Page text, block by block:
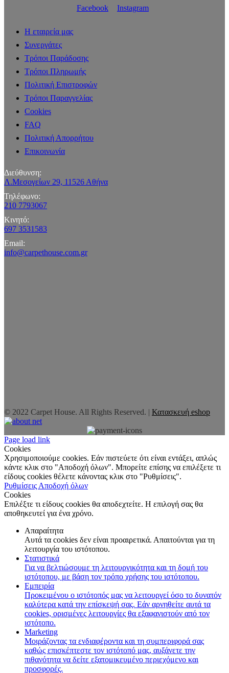
Facebook Instagram
Η εταιρεία μας
Συνεργάτες
Τρόποι Παράδοσης
Τρόποι Πληρωμής
Πολιτική Επιστροφών
Τρόποι Παραγγελίας
Cookies
FAQ
Πολιτική Απορρήτου
Επικοινωνία
Διεύθυνση:
Λ.Μεσογείων 29, 11526 Αθήνα
Τηλέφωνο:
210 7793067
Κινητό:
697 3531583
Email:
info@carpethouse.com.gr
© 2022 Carpet House. All Rights Reserved. | Κατασκευή eshop
Page load link
Cookies
Χρησιμοποιούμε cookies. Εάν πιστεύετε ότι είναι εντάξει, απλώς
κάντε κλικ στο "Αποδοχή όλων". Μπορείτε επίσης να επιλέξετε τι
είδους cookies θέλετε κάνοντας κλικ στο "Ρυθμίσεις".
Ρυθμίσεις Αποδοχή όλων
Cookies
Επιλέξτε τι είδους cookies θα αποδεχτείτε. Η επιλογή σας θα
αποθηκευτεί για ένα χρόνο.
Απαραίτητα
Αυτά τα cookies δεν είναι προαιρετικά. Απαιτούνται για τη
λειτουργία του ιστότοπου.
Στατιστικά
Για να βελτιώσουμε τη λειτουργικότητα και τη δομή του
ιστότοπου, με βάση τον τρόπο χρήσης του ιστότοπου.
Εμπειρία
Προκειμένου ο ιστότοπός μας να λειτουργεί όσο το δυνατόν
καλύτερα κατά την επίσκεψή σας. Εάν αρνηθείτε αυτά τα
cookies, ορισμένες λειτουργίες θα εξαφανιστούν από τον
ιστότοπο.
Marketing
Μοιράζοντας τα ενδιαφέροντα και τη συμπεριφορά σας
καθώς επισκέπτεστε τον ιστότοπό μας, αυξάνετε την
πιθανότητα να δείτε εξατομικευμένο περιεχόμενο και
προσφορές.